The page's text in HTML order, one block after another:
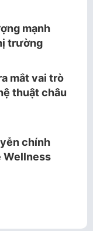
mạnh
trường
mắt vai trò
thuật châu
chính
Wellness